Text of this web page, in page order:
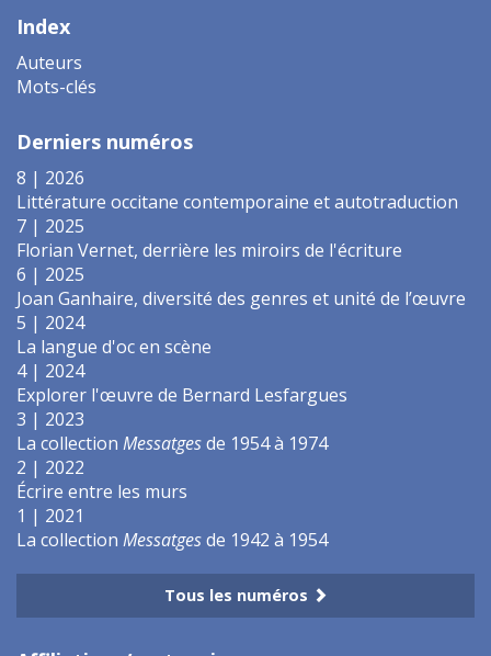
Index
Auteurs
Mots-clés
Derniers numéros
8 | 2026
Littérature occitane contemporaine et autotraduction
7 | 2025
Florian Vernet, derrière les miroirs de l'écriture
6 | 2025
Joan Ganhaire, diversité des genres et unité de l’œuvre
5 | 2024
La langue d'oc en scène
4 | 2024
Explorer l'œuvre de Bernard Lesfargues
3 | 2023
La collection Messatgesde 1954 à 1974
2 | 2022
Écrire entre les murs
1 | 2021
La collection Messatgesde 1942 à 1954
Tous les numéros